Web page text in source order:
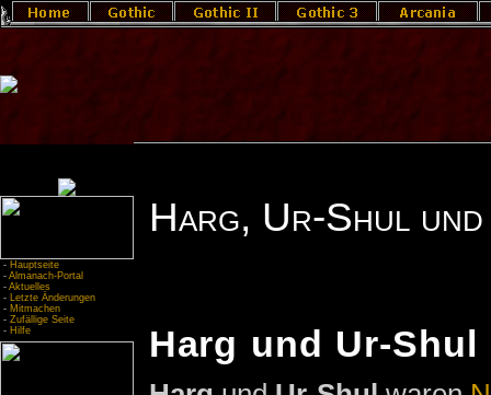
- Hauptseite
- Almanach-Portal
- Aktuelles
- Letzte Änderungen
- Mitmachen
- Zufällige Seite
- Hilfe
Harg, Ur-Shul und
Harg und Ur-Shul